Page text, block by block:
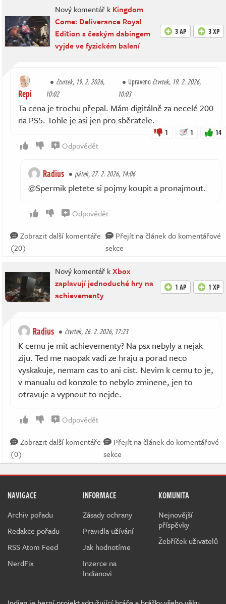
Nový komentář k Kingdom
Come: Deliverance Royal
Edition s českým dabingem
vyjde ve fyzickém balení
3 AP 3 XP
Repi
čtvrtek, 19. 2. 2026,
10:02
Upravenočtvrtek, 19. 2. 2026,
10:03
Ta cena je trochu přepal. Mám digitálně za necelé 200
na PS5. Tohle je asi jen pro sběratele.
1 1 14
Odpovědět
Radius pátek, 27. 2. 2026, 14:06
@Spermik pletete si pojmy koupit a pronajmout.
Odpovědět
Zobrazit další komentáře
(20)
Přejít na článek do komentářové
sekce
Nový komentář kXbox
zaplavují jednoduché hry na
achievementy
1 AP 1 XP
Radius čtvrtek, 26. 2. 2026, 17:23
K cemu je mit achievementy? Na psx nebyly a nejak
ziju. Ted me naopak vadi ze hraju a porad neco
vyskakuje, nemam cas to ani cist. Nevim k cemu to je,
v manualu od konzole to nebylo zminene, jen to
otravuje a vypnout to nejde.
Odpovědět
Zobrazit další komentáře
(0)
Přejít na článek do komentářové
sekce
NAVIGACE
Archiv pořadu
Redakce pořadu
RSS Atom Feed
NerdFix
INFORMACE
Zásady ochrany
Pravidla užívání
Jak hodnotíme
Inzerce na
Indianovi
KOMUNITA
Nejnovější
příspěvky
Žebříček uživatelů